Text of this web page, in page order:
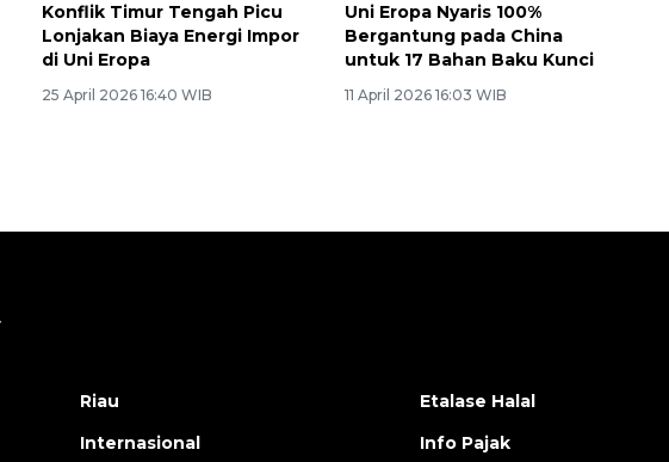
Konflik Timur Tengah Picu
Lonjakan Biaya Energi Impor
di Uni Eropa
25 April 2026 16:40 WIB
Uni Eropa Nyaris 100%
Bergantung pada China
untuk 17 Bahan Baku Kunci
11 April 2026 16:03 WIB
Riau
Internasional
Etalase Halal
Info Pajak